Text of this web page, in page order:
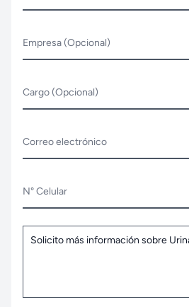
Empresa (Opcional)
Cargo (Opcional)
Correo electrónico
N° Celular